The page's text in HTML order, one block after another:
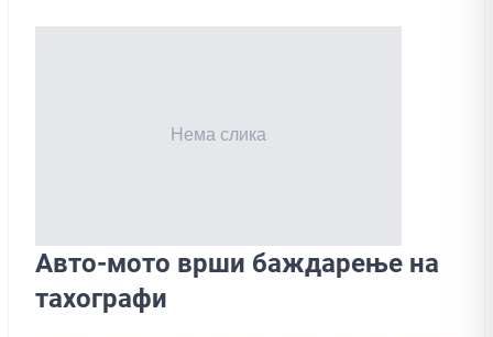
Авто-мото врши баждарење на
тахографи